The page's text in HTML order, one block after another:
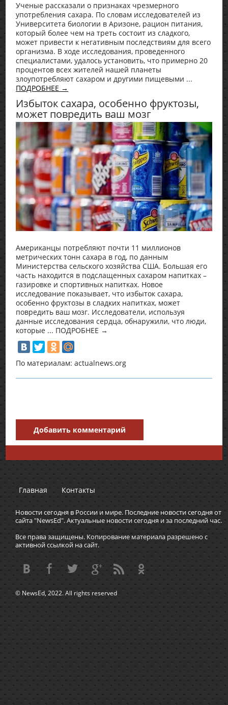
Ученые рассказали о признаках чрезмерного
употребления сахара. По словам исследователей из
Университета биологии в Аризоне, рацион питания,
который более чем на треть состоит из сладкого,
может привести к негативным последствиям для всего
организма. В ходе исследования, проведенного
специалистами, удалось установить, что примерно 20
процентов всех жителей нашей планеты
злоупотребляют сахаром и другими пищевыми ...
ПОДРОБНЕЕ →
Избыток сахара, особенно фруктозы,
может повредить ваш мозг
Американцы потребляют почти 11 миллионов
метрических тонн сахара в год, по данным
Министерства сельского хозяйства США. Большая его
часть находится в подслащенных сахаром напитках –
газировке и спортивных напитках. Новое
исследование показывает, что избыток сахара,
особенно фруктозы в сладких напитках, может
повредить ваш мозг. Исследователи, используя
данные исследования сердца, обнаружили, что люди,
которые ... ПОДРОБНЕЕ →
По материалам: actualnews.org
Добавить комментарий
Главная Контакты
Новости сегодня в России и мире. Последние новости сегодня от
сайта "NewsEd". Актуальные новости сегодня и за последний час.
Все права защищены. Копирование материала разрешено с
активной ссылкой на сайт.
© NewsEd, 2022. All rights reserved